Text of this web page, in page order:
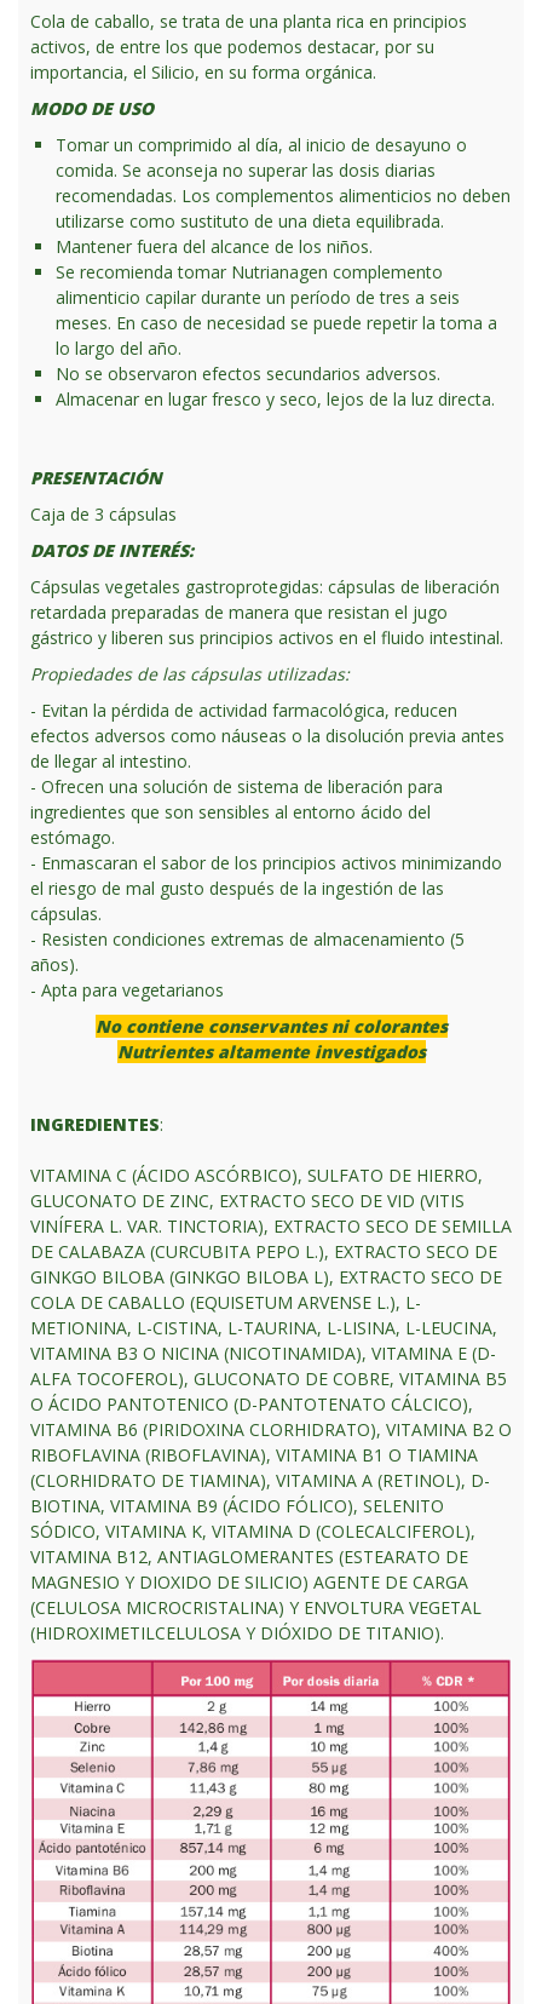
Cola de caballo, se trata de una planta rica en principios
activos, de entre los que podemos destacar, por su
importancia, el Silicio, en su forma orgánica.
MODO DE USO
Tomar un comprimido al día, al inicio de desayuno o
comida. Se aconseja no superar las dosis diarias
recomendadas. Los complementos alimenticios no deben
utilizarse como sustituto de una dieta equilibrada.
Mantener fuera del alcance de los niños.
Se recomienda tomar Nutrianagen complemento
alimenticio capilar durante un período de tres a seis
meses. En caso de necesidad se puede repetir la toma a
lo largo del año.
No se observaron efectos secundarios adversos.
Almacenar en lugar fresco y seco, lejos de la luz directa.
PRESENTACIÓN
Caja de 3 cápsulas
DATOS DE INTERÉS:
Cápsulas vegetales gastroprotegidas: cápsulas de liberación
retardada preparadas de manera que resistan el jugo
gástrico y liberen sus principios activos en el fluido intestinal.
Propiedades de las cápsulas utilizadas:
- Evitan la pérdida de actividad farmacológica, reducen
efectos adversos como náuseas o la disolución previa antes
de llegar al intestino.
- Ofrecen una solución de sistema de liberación para
ingredientes que son sensibles al entorno ácido del
estómago.
- Enmascaran el sabor de los principios activos minimizando
el riesgo de mal gusto después de la ingestión de las
cápsulas.
- Resisten condiciones extremas de almacenamiento (5
años).
- Apta para vegetarianos
No contiene conservantes ni colorantes
Nutrientes altamente investigados
INGREDIENTES:
VITAMINA C (ÁCIDO ASCÓRBICO), SULFATO DE HIERRO,
GLUCONATO DE ZINC, EXTRACTO SECO DE VID (VITIS
VINÍFERA L. VAR. TINCTORIA), EXTRACTO SECO DE SEMILLA
DE CALABAZA (CURCUBITA PEPO L.), EXTRACTO SECO DE
GINKGO BILOBA (GINKGO BILOBA L), EXTRACTO SECO DE
COLA DE CABALLO (EQUISETUM ARVENSE L.), L-
METIONINA, L-CISTINA, L-TAURINA, L-LISINA, L-LEUCINA,
VITAMINA B3 O NICINA (NICOTINAMIDA), VITAMINA E (D-
ALFA TOCOFEROL), GLUCONATO DE COBRE, VITAMINA B5
O ÁCIDO PANTOTENICO (D-PANTOTENATO CÁLCICO),
VITAMINA B6 (PIRIDOXINA CLORHIDRATO), VITAMINA B2 O
RIBOFLAVINA (RIBOFLAVINA), VITAMINA B1 O TIAMINA
(CLORHIDRATO DE TIAMINA), VITAMINA A (RETINOL), D-
BIOTINA, VITAMINA B9 (ÁCIDO FÓLICO), SELENITO
SÓDICO, VITAMINA K, VITAMINA D (COLECALCIFEROL),
VITAMINA B12, ANTIAGLOMERANTES (ESTEARATO DE
MAGNESIO Y DIOXIDO DE SILICIO) AGENTE DE CARGA
(CELULOSA MICROCRISTALINA) Y ENVOLTURA VEGETAL
(HIDROXIMETILCELULOSA Y DIÓXIDO DE TITANIO).